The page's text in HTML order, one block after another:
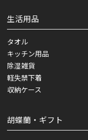
生活用品
タオル
キッチン用品
除湿雑貨
軽失禁下着
収納ケース
胡蝶蘭・ギフト